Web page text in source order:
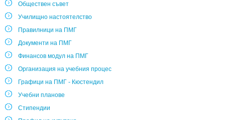
Обществен съвет
Училищно настоятелство
Правилници на ПМГ
Документи на ПМГ
Финансов модул на ПМГ
Организация на учебния процес
Графици на ПМГ - Кюстендил
Учебни планове
Стипендии